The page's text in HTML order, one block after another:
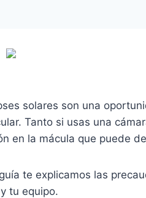
solares son una
Tanto si usas una
en la mácula que puede
te explicamos las
tu equipo.